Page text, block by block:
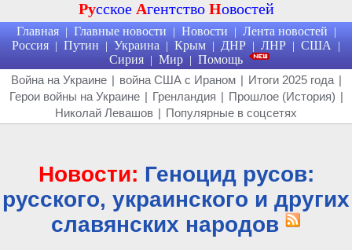
Русское Агентство Новостей
Главная | Главные новости | Новости | Лента новостей |
Россия | Путин | Украина | Крым | ДНР | ЛНР | США |
Сирия | Мир | Помощь
Война на Украине | война США с Ираном | Итоги 2025 года |
Герои войны на Украине | Гренландия | Прошлое (История) |
Николай Левашов | Популярные в соцсетях
Новости: Геноцид русов:
русского, украинского и других
славянских народов